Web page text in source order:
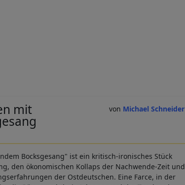
Michael Schneider
mit
Bocksgesang" ist ein kritisch-ironisches Stück
den ökonomischen Kollaps der Nachwende-Zeit und
der Ostdeutschen. Eine Farce, in der